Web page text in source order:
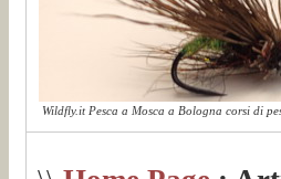
Wildfly.it Pesca a Mosca a Bologna corsi di